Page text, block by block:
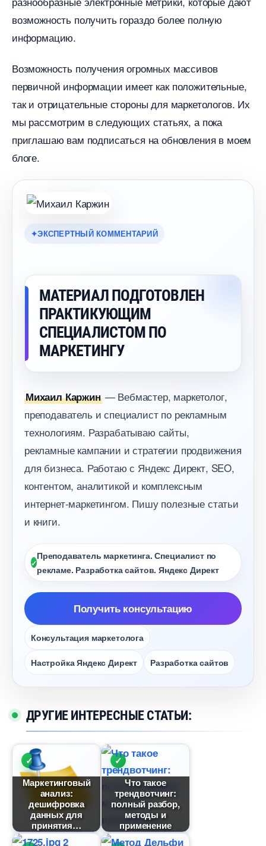
озможность получить гораздо более полную
информацию.
озможность получения огромных массиво
первичной информации имеет как положительные,
так и отрицательные стороны для маркетологов. Их
мы рассмотрим в следующих статьях, а пока
приглашаю вам подписаться на обновления в моем
логе.
ЭКСПЕРТНЫЙ КОММЕНТАРИЙ
МАТЕРИАЛ ПОДГОТОВЛЕН
ПРАКТИКУЮЩИМ
СПЕЦИАЛИСТОМ ПО
МАРКЕТИНГУ
Михаил Каржин— Вебмастер, маркетолог,
преподаватель и специалист по рекламным
технологиям. Разрабатываю сайты,
рекламные кампании и стратегии продвижения
для бизнеса. Работаю с Яндекс Директ, SEO,
контентом, аналитикой и комплексным
интернет-маркетингом. Пишу полезные статьи
и книги.
Преподаватель маркетинга. Специалист по
рекламе. Разработка сайтов. Яндекс Директ
Получить консультацию
Консультация маркетолога
Настройка Яндекс Директ Разработка сайто
ДРУГИЕ ИНТЕРЕСНЫЕ СТАТЬИ:
Маркетинговый
анализ:
дешифровка
данных для
принятия
Что такое
трендвотчинг:
полный разбор,
методы и
применение